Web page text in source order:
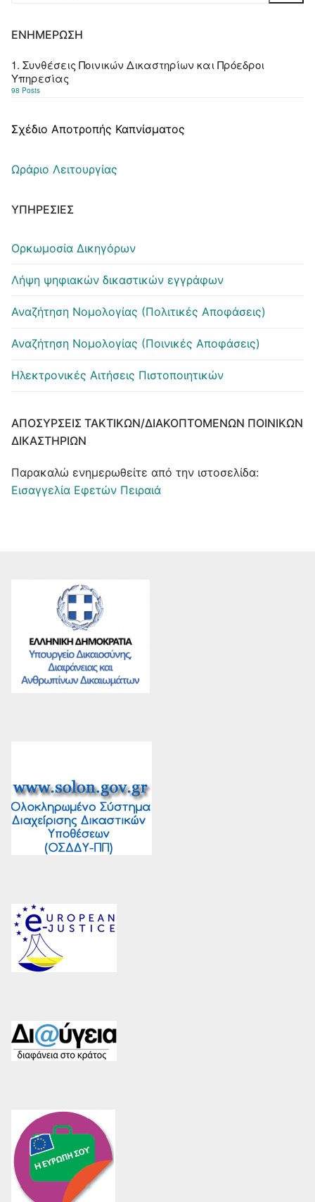
ΕΝΗΜΈΡΩΣΗ
1. Συνθέσεις Ποινικών Δικαστηρίων και Πρόεδροι
Υπηρεσίας
98 Posts
Σχέδιο Αποτροπής Καπνίσματος
Ωράριο Λειτουργίας
ΥΠΗΡΕΣΊΕΣ
Ορκωμοσία Δικηγόρων
Λήψη ψηφιακών δικαστικών εγγράφων
Αναζήτηση Νομολογίας (Πολιτικές Αποφάσεις)
Αναζήτηση Νομολογίας (Ποινικές Αποφάσεις)
Ηλεκτρονικές Αιτήσεις Πιστοποιητικών
ΑΠΟΣΎΡΣΕΙΣ ΤΑΚΤΙΚΏΝ/ΔΙΑΚΟΠΤΌΜΕΝΩΝ ΠΟΙΝΙΚΏΝ
ΔΙΚΑΣΤΗΡΊΩΝ
Παρακαλώ ενημερωθείτε από την ιστοσελίδα:
Εισαγγελία Εφετών Πειραιά